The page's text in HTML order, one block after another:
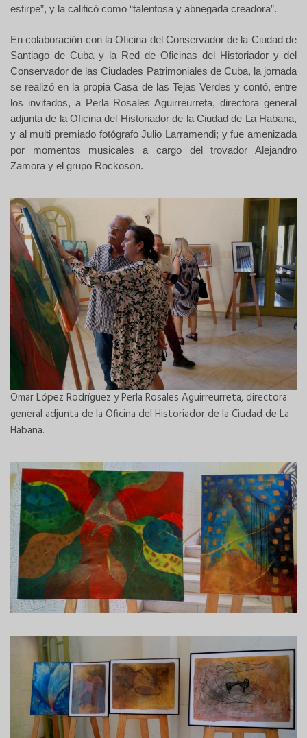
estirpe”, y la calificó como “talentosa y abnegada creadora”.
En colaboración con la Oficina del Conservador de la Ciudad de
Santiago de Cuba y la Red de Oficinas del Historiador y del
Conservador de las Ciudades Patrimoniales de Cuba, la jornada
se realizó en la propia Casa de las Tejas Verdes y contó, entre
los invitados, a Perla Rosales Aguirreurreta, directora general
adjunta de la Oficina del Historiador de la Ciudad de La Habana,
y al multi premiado fotógrafo Julio Larramendi; y fue amenizada
por momentos musicales a cargo del trovador Alejandro
Zamora y el grupo Rockoson.
Omar López Rodríguez y Perla Rosales Aguirreurreta, directora
general adjunta de la Oficina del Historiador de la Ciudad de La
Habana.